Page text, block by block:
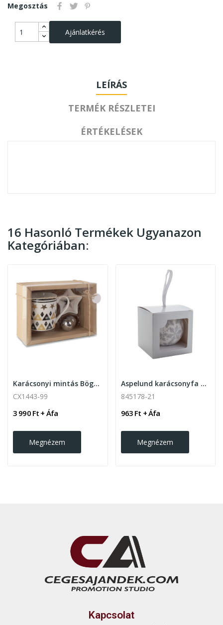
Megosztás
Ajánlatkérés
LEÍRÁS
TERMÉK RÉSZLETEI
ÉRTÉKELÉSEK
16 Hasonló Termékek Ugyanazon
Kategóriában:
Karácsonyi mintás Bögre mini tányér és teatojás...
CX1443-99
3 990 Ft + Áfa
Megnézem
Aspelund karácsonyfa dísz
845178-21
963 Ft + Áfa
Megnézem
Kapcsolat